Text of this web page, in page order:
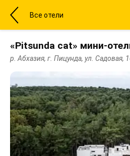
Все отели
«Pitsunda cat» мини-
р. Абхазия, г. Пицунда, ул. Садовая,